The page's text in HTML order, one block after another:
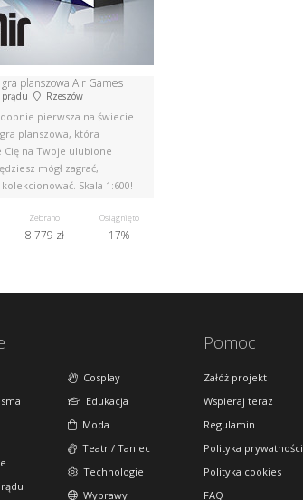
planszowa Air Games
prądu Rzeszów
pierwsza na świecie
planszowa, która
Cię na Twoje ulubione
mógł zagrać,
Skala 1:600!
Zebrano
8 779 zł
Osiągnięto
17%
Cosplay
Edukacja
Moda
Teatr / Taniec
Technologie
Wyprawy
Pomoc
Załóż projekt
Wspieraj teraz
Regulamin
Polityka prywatności
Polityka cookies
FAQ